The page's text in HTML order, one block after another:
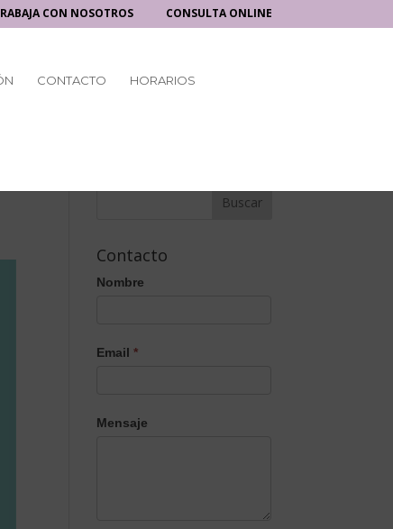
CON NOSOTROS CONSULTA ONLINE
CONTACTO HORARIOS
Contacto
Nombre
Email*
Mensaje